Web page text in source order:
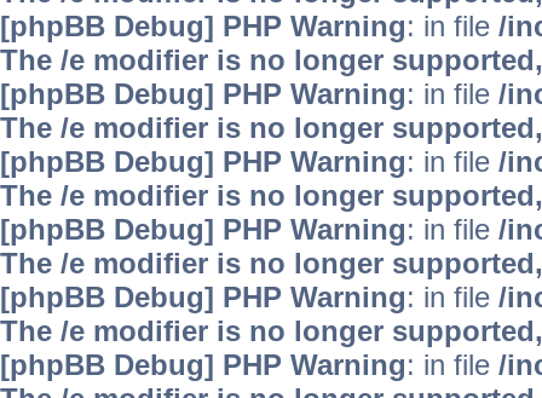
[phpBB Debug] PHP Warning: in file /
The /e modifier is no longer
[phpBB Debug] PHP Warning: in file /
The /e modifier is no longer
[phpBB Debug] PHP Warning: in file /
The /e modifier is no longer
[phpBB Debug] PHP Warning: in file /
The /e modifier is no longer
[phpBB Debug] PHP Warning: in file /
The /e modifier is no longer
[phpBB Debug] PHP Warning: in file /